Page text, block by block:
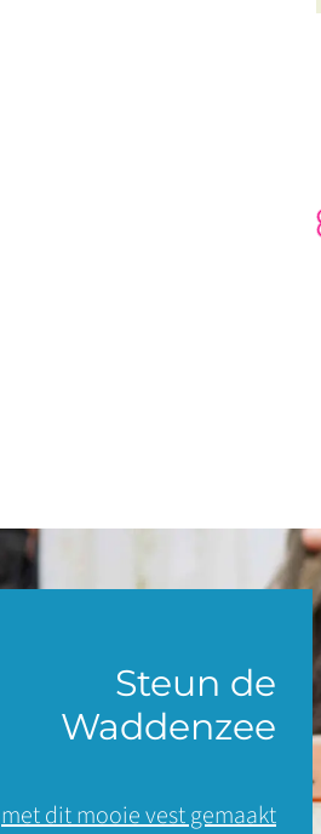
Steun de
Waddenzee
met dit mooie vest gemaakt